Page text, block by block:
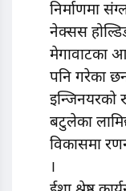
निर्माणमा
नेक्सस
मेगावाटका
पनि गरेका
बटुलेका
विकासमा
।